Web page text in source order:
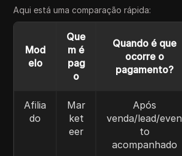
Aqui está uma comparação rápida:
Mod
elo
Que
m é
pag
o
Quando é que
ocorre o
pagamento?
Afilia
do
Mar
ket
eer
Após
venda/lead/even
to
acompanhado